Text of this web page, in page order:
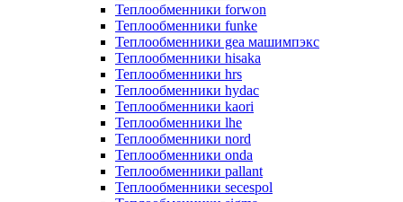
Теплообменники forwon
Теплообменники funke
Теплообменники gea машимпэкс
Теплообменники hisaka
Теплообменники hrs
Теплообменники hydac
Теплообменники kaori
Теплообменники lhe
Теплообменники nord
Теплообменники onda
Теплообменники pallant
Теплообменники secespol